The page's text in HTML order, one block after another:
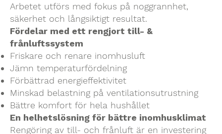
Arbetet utförs med fokus på noggrannhet,
säkerhet och långsiktigt resultat.
Fördelar med ett rengjort till- &
frånluftssystem
Friskare och renare inomhusluft
Jämn temperaturfördelning
Förbättrad energieffektivitet
Minskad belastning på ventilationsutrustning
Bättre komfort för hela hushållet
En helhetslösning för bättre inomhusklimat
Rengöring av till- och frånluft är en investering